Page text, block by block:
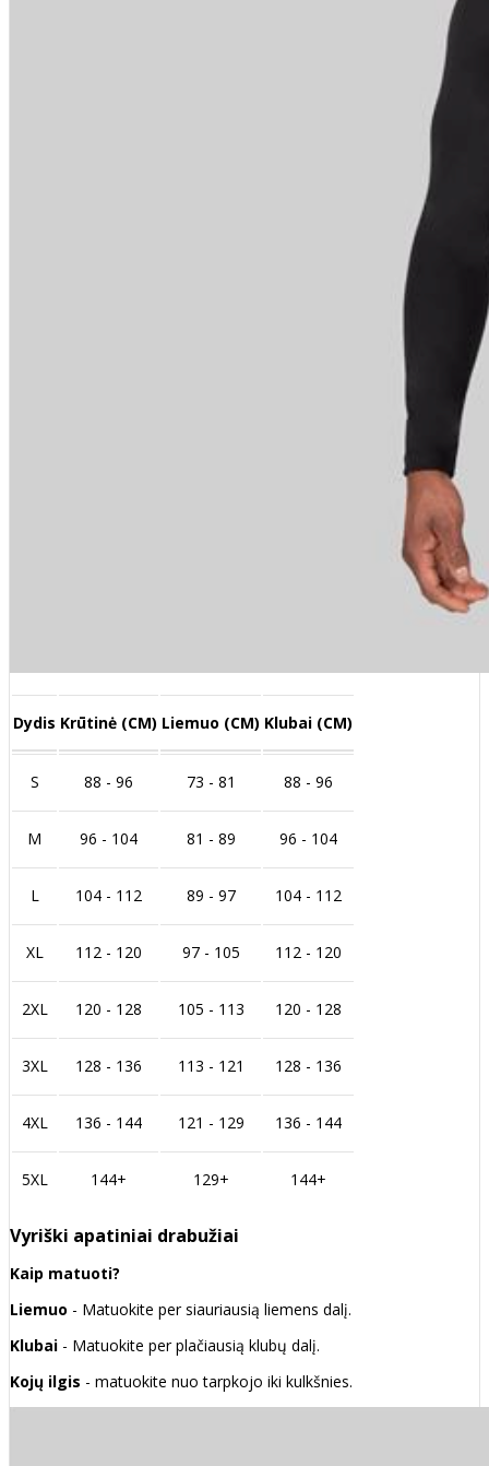
Dydis Krūtinė (CM) Liemuo (CM) Klubai (CM)
S 88 - 96 73 - 81 88 - 96
M 96 - 104 81 - 89 96 - 104
L 104 - 112 89 - 97 104 - 112
XL 112 - 120 97 - 105 112 - 120
2XL 120 - 128 105 - 113 120 - 128
3XL 128 - 136 113 - 121 128 - 136
4XL 136 - 144 121 - 129 136 - 144
5XL 144+ 129+ 144+
Vyriški apatiniai drabužiai
Kaip matuoti?
Liemuo - Matuokite per siauriausią liemens dalį.
Klubai - Matuokite per plačiausią klubų dalį.
Kojų ilgis - matuokite nuo tarpkojo iki kulkšnies.